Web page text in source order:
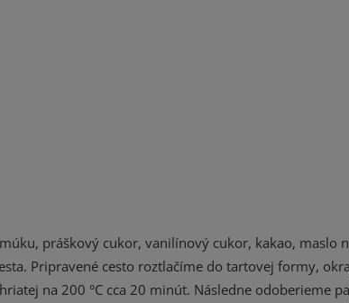
práškový cukor, vanilínový cukor, kakao, maslo
Pripravené cesto roztlačíme do tartovej formy,
na 200 °C cca 20 minút. Následne odoberieme